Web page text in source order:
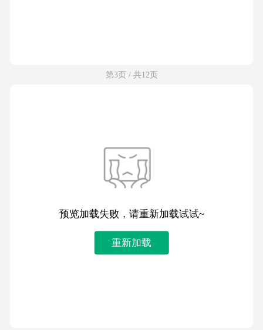
第3页 / 共12页
预览加载失败，请重新加载试试~
重新加载